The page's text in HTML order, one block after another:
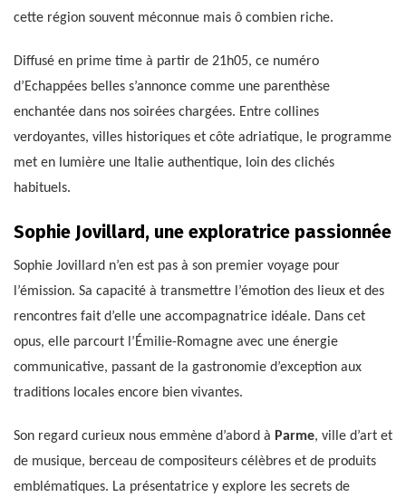
cette région souvent méconnue mais ô combien riche.
Diffusé en prime time à partir de 21h05, ce numéro
d’Echappées belles s’annonce comme une parenthèse
enchantée dans nos soirées chargées. Entre collines
verdoyantes, villes historiques et côte adriatique, le programme
met en lumière une Italie authentique, loin des clichés
habituels.
Sophie Jovillard, une exploratrice passionnée
Sophie Jovillard n’en est pas à son premier voyage pour
l’émission. Sa capacité à transmettre l’émotion des lieux et des
rencontres fait d’elle une accompagnatrice idéale. Dans cet
opus, elle parcourt l’Émilie-Romagne avec une énergie
communicative, passant de la gastronomie d’exception aux
traditions locales encore bien vivantes.
Son regard curieux nous emmène d’abord à Parme, ville d’art et
de musique, berceau de compositeurs célèbres et de produits
emblématiques. La présentatrice y explore les secrets de